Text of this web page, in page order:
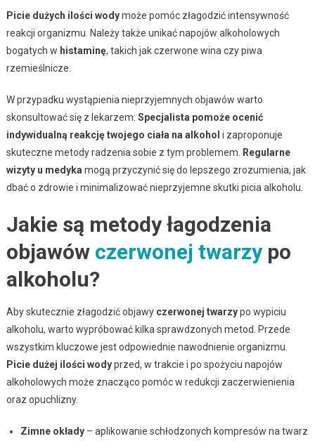
Picie dużych ilości wodymoże pomóc złagodzić intensywność
reakcji organizmu. Należy także unikać napojów alkoholowych
bogatych w histaminę, takich jak czerwone wina czy piwa
rzemieślnicze.
W przypadku wystąpienia nieprzyjemnych objawów warto
skonsultować się z lekarzem. Specjalista pomoże ocenić
indywidualną reakcję twojego ciała na alkohol i zaproponuje
skuteczne metody radzenia sobie z tym problemem.
Regularne
wizyty u medyka mogą przyczynić się do lepszego zrozumienia, jak
dbać o zdrowie i minimalizować nieprzyjemne skutki picia alkoholu.
Jakie są metody łagodzenia
objawów czerwonej twarzypo
alkoholu?
Aby skutecznie złagodzić objawy czerwonej twarzypo wypiciu
alkoholu, warto wypróbować kilka sprawdzonych metod. Przede
wszystkim kluczowe jest odpowiednie nawodnienie organizmu.
Picie dużej ilości wodyprzed, w trakcie i po spożyciu napojów
alkoholowych może znacząco pomóc w redukcji zaczerwienienia
oraz opuchlizny.
Zimne okłady– aplikowanie schłodzonych kompresów na twarz